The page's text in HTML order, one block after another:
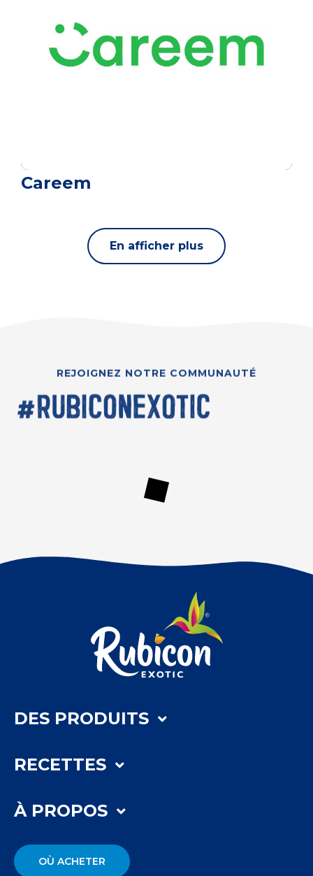
Careem
En afficher plus
REJOIGNEZ NOTRE COMMUNAUTÉ
DES PRODUITS
RECETTES
À PROPOS
OÙ ACHETER